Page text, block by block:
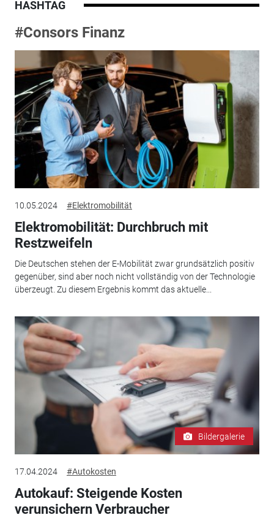
HASHTAG
#Consors Finanz
10.05.2024 #Elektromobilität
Elektromobilität: Durchbruch mit
Restzweifeln
Die Deutschen stehen der E-Mobilität zwar grundsätzlich positiv
gegenüber, sind aber noch nicht vollständig von der Technologie
überzeugt. Zu diesem Ergebnis kommt das aktuelle...
Bildergalerie
17.04.2024 #Autokosten
Autokauf: Steigende Kosten
verunsichern Verbraucher